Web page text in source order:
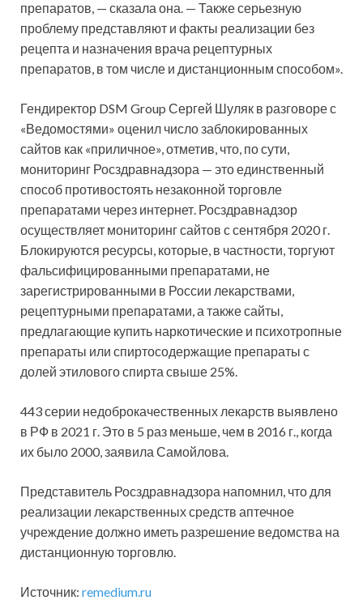
препаратов, — сказала она. — Также серьезную
проблему представляют и факты реализации без
рецепта и назначения врача рецептурных
препаратов, в том числе и дистанционным способом».
Гендиректор DSM Group Сергей Шуляк в разговоре с
«Ведомостями» оценил число заблокированных
сайтов как «приличное», отметив, что, по сути,
мониторинг Росздравнадзора — это единственный
способ противостоять незаконной торговле
препаратами через интернет. Росздравнадзор
осуществляет мониторинг сайтов с сентября 2020 г.
Блокируются ресурсы, которые, в частности, торгуют
фальсифицированными препаратами, не
зарегистрированными в России лекарствами,
рецептурными препаратами, а также сайты,
предлагающие купить наркотические и психотропные
препараты или спиртосодержащие препараты с
долей этилового спирта свыше 25%.
443 серии недоброкачественных лекарств выявлено
в РФ в 2021 г. Это в 5 раз меньше, чем в 2016 г., когда
их было 2000, заявила Самойлова.
Представитель Росздравнадзора напомнил, что для
реализации лекарственных средств аптечное
учреждение должно иметь разрешение ведомства на
дистанционную торговлю.
Источник: remedium.ru